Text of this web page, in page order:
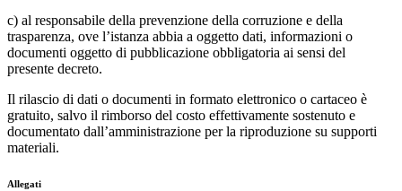
c) al responsabile della prevenzione della corruzione e della
trasparenza, ove l’istanza abbia a oggetto dati, informazioni o
documenti oggetto di pubblicazione obbligatoria ai sensi del
presente decreto.
Il rilascio di dati o documenti in formato elettronico o cartaceo è
gratuito, salvo il rimborso del costo effettivamente sostenuto e
documentato dall’amministrazione per la riproduzione su supporti
materiali.
Allegati